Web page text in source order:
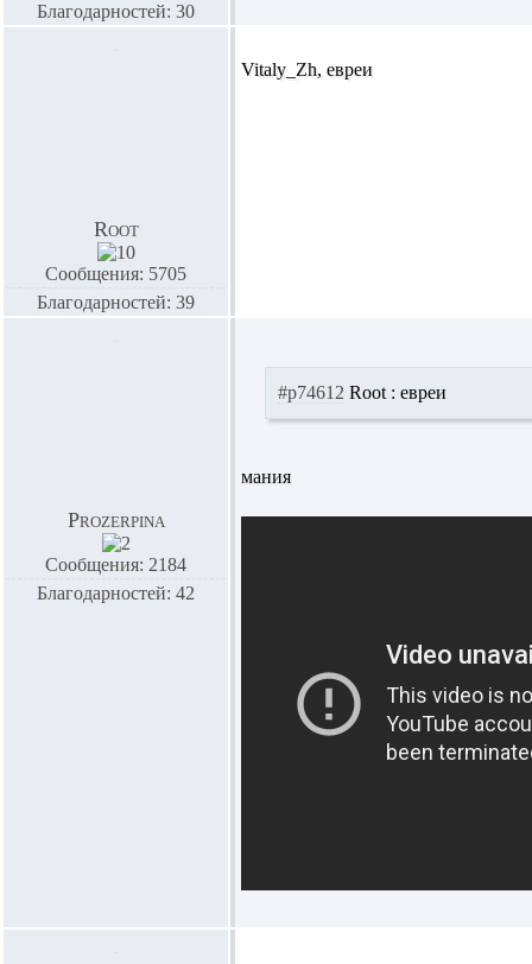
Благодарностей: 30
Root
Сообщения: 5705
Благодарностей: 39
Vitaly_Zh, евреи
Prozerpina
Сообщения: 2184
Благодарностей: 42
#p74612 Root : евреи
мания